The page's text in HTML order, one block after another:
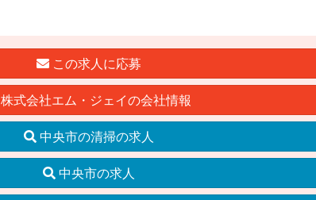
この求人に応募
株式会社エム・ジェイの会社情報
中央市の清掃の求人
中央市の求人